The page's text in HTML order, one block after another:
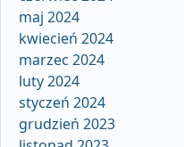
maj 2024
kwiecień 2024
marzec 2024
luty 2024
styczeń 2024
grudzień 2023